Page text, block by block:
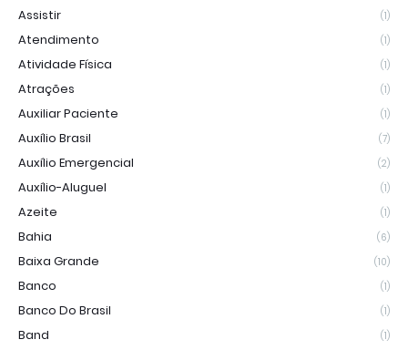
Assistir (1)
Atendimento (1)
Atividade Física (1)
Atrações (1)
Auxiliar Paciente (1)
Auxílio Brasil (7)
Auxílio Emergencial (2)
Auxílio-Aluguel (1)
Azeite (1)
Bahia (6)
Baixa Grande (10)
Banco (1)
Banco Do Brasil (1)
Band (1)